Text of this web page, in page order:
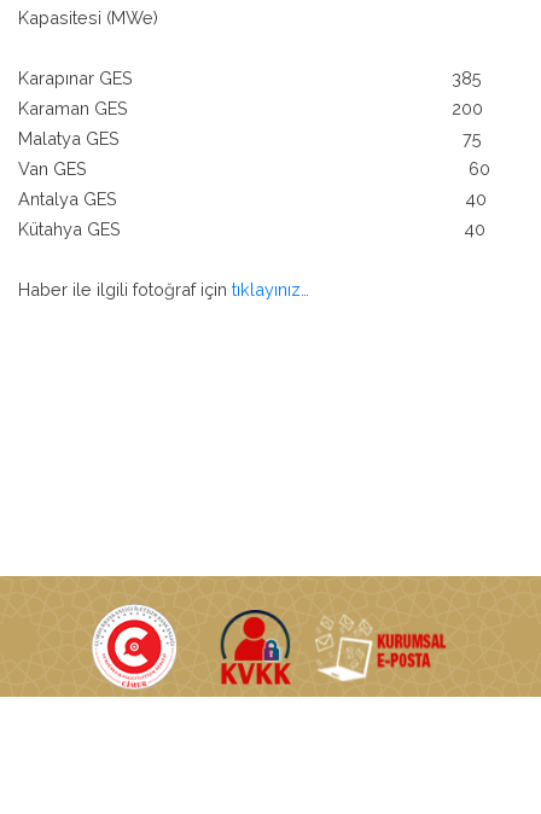
Kapasitesi (MWe)
Karapınar GES 385
Karaman GES 200
Malatya GES 75
Van GES 60
Antalya GES 40
Kütahya GES 40
Haber ile ilgili fotoğraf için tıklayınız…